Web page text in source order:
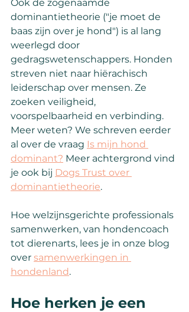
Ook de zogenaamde
dominantietheorie ("je moet de
baas zijn over je hond") is al lang
weerlegd door
gedragswetenschappers. Honden
streven niet naar hiërachisch
leiderschap over mensen. Ze
zoeken veiligheid,
voorspelbaarheid en verbinding.
Meer weten? We schreven eerder
al over de vraag Is mijn hond
dominant? Meer achtergrond vind
je ook bij Dogs Trust over
dominantietheorie.
Hoe welzijnsgerichte professionals
samenwerken, van hondencoach
tot dierenarts, lees je in onze blog
over samenwerkingen in
hondenland.
Hoe herken je een